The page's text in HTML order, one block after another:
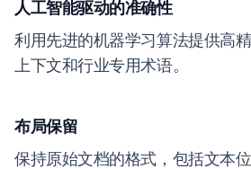
人工智能驱动的准确性
利用先进的机器学习算法提供高
上下文和行业专用术语。
布局保留
保持原始文档的格式，包括文本